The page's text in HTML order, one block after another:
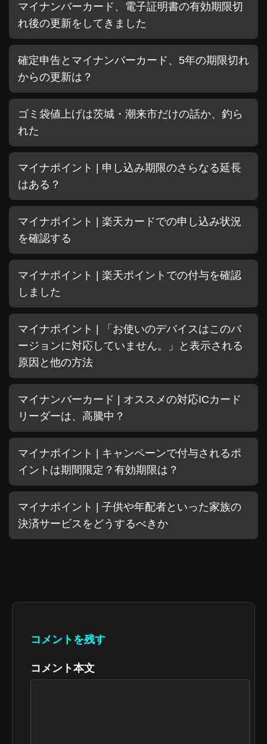
マイナンバーカード、電子証明書の有効期限切
れ後の更新をしてきました
確定申告とマイナンバーカード、5年の期限切れ
からの更新は？
ゴミ袋値上げは茨城・潮来市だけの話か、釣ら
れた
マイナポイント | 申し込み期限のさらなる延長
はある？
マイナポイント | 楽天カードでの申し込み状況
を確認する
マイナポイント | 楽天ポイントでの付与を確認
しました
マイナポイント | 「お使いのデバイスはこのバ
ージョンに対応していません。」と表示される
原因と他の方法
マイナンバーカード | オススメの対応ICカード
リーダーは、高騰中？
マイナポイント | キャンペーンで付与されるポ
イントは期間限定？有効期限は？
マイナポイント | 子供や年配者といった家族の
決済サービスをどうするべきか
コメントを残す
コメント本文